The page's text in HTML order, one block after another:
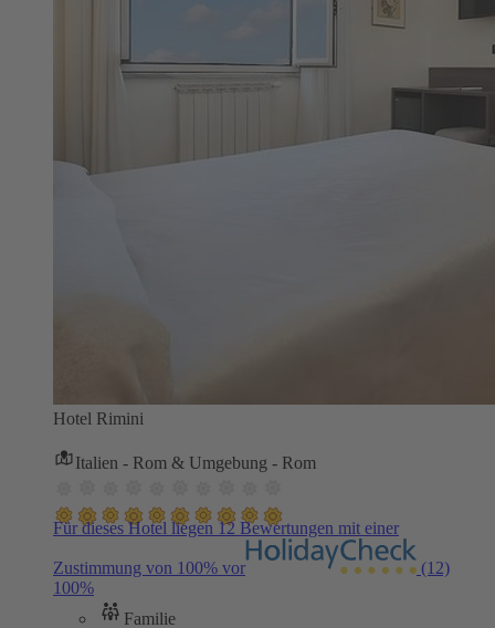
Hotel Rimini
Italien - Rom & Umgebung - Rom
Für dieses Hotel liegen 12 Bewertungen mit einer
Zustimmung von 100% vor
(12)
100%
Familie